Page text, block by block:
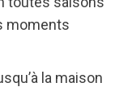
moments
la maison